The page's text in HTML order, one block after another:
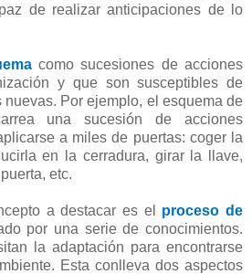
de realizar anticipaciones de lo
como sucesiones de acciones
y que son susceptibles de
Por ejemplo, el esquema de
una sucesión de acciones
a miles de puertas: coger la
en la cerradura, girar la llave,
etc.
a destacar es el proceso de
por una serie de conocimientos.
la adaptación para encontrarse
Esta conlleva dos aspectos